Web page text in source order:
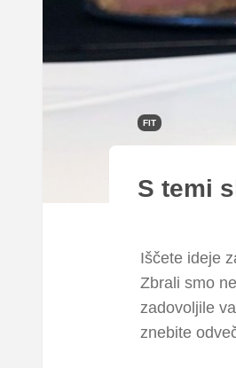
FIT
S temi
Iščete ideje
Zbrali smo
zadovoljile
znebite